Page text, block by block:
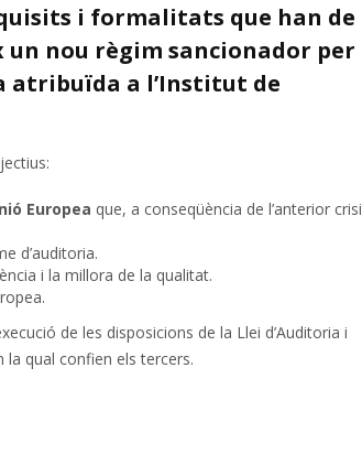
i formalitats que han de
nou règim sancionador per
atribuïda a l’Institut de
Europea que, a conseqüència de l’anterior crisi
d’auditoria.
i la millora de la qualitat.
de les disposicions de la Llei d’Auditoria i
la qual confien els tercers.